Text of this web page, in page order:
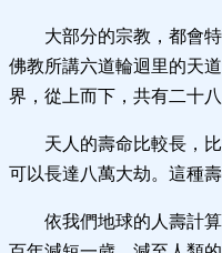
大部分的宗教，都會
佛教所講六道輪迴里的天
界，從上而下，共有二十八
天人的壽命比較長，
可以長達八萬大劫。這種
依我們地球的人壽計